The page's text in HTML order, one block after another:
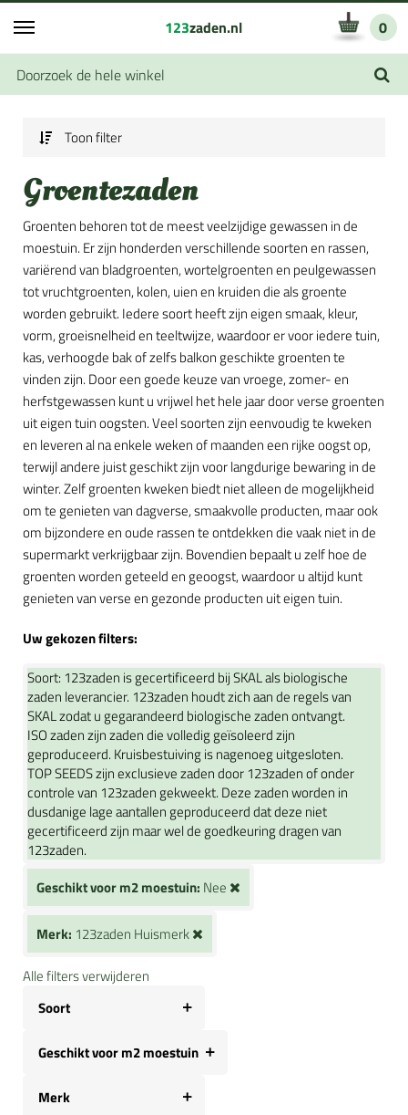
123zaden.nl 0
Toon filter
Groentezaden
Groenten behoren tot de meest veelzijdige gewassen in de
moestuin. Er zijn honderden verschillende soorten en rassen,
variërend van bladgroenten, wortelgroenten en peulgewassen
tot vruchtgroenten, kolen, uien en kruiden die als groente
worden gebruikt. Iedere soort heeft zijn eigen smaak, kleur,
vorm, groeisnelheid en teeltwijze, waardoor er voor iedere tuin,
kas, verhoogde bak of zelfs balkon geschikte groenten te
vinden zijn. Door een goede keuze van vroege, zomer- en
herfstgewassen kunt u vrijwel het hele jaar door verse groenten
uit eigen tuin oogsten. Veel soorten zijn eenvoudig te kweken
en leveren al na enkele weken of maanden een rijke oogst op,
terwijl andere juist geschikt zijn voor langdurige bewaring in de
winter. Zelf groenten kweken biedt niet alleen de mogelijkheid
om te genieten van dagverse, smaakvolle producten, maar ook
om bijzondere en oude rassen te ontdekken die vaak niet in de
supermarkt verkrijgbaar zijn. Bovendien bepaalt u zelf hoe de
groenten worden geteeld en geoogst, waardoor u altijd kunt
genieten van verse en gezonde producten uit eigen tuin.
Uw gekozen filters:
Soort: 123zaden is gecertificeerd bij SKAL als biologische
zaden leverancier. 123zaden houdt zich aan de regels van
SKAL zodat u gegarandeerd biologische zaden ontvangt.
ISO zaden zijn zaden die volledig geïsoleerd zijn
geproduceerd. Kruisbestuiving is nagenoeg uitgesloten.
TOP SEEDS zijn exclusieve zaden door 123zaden of onder
controle van 123zaden gekweekt. Deze zaden worden in
dusdanige lage aantallen geproduceerd dat deze niet
gecertificeerd zijn maar wel de goedkeuring dragen van
123zaden.
Geschikt voor m2 moestuin: Nee
Merk: 123zaden Huismerk
Alle filters verwijderen
Soort
Geschikt voor m2 moestuin
Merk